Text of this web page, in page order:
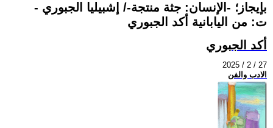
بإيجاز؛ -الإنسان: جثة منتجة-/ إشبيليا الجبوري -
ت: من اليابانية أكد الجبوري
أكد الجبوري
2025 / 2 / 27
الادب والفن